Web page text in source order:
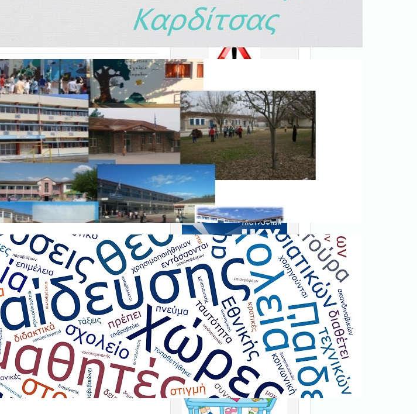
ΑΠΟ ΤΟ ΣΧΟΛΙΚΟ ΕΤΟΣ
ΝΟΤΙΟΥ ΗΜΙΣΦΑΙΡΙΟΥ
ΓΙΑ ΑΠΟΣΠΑΣΗ ΣΤΟ
ΕΤΟΣ 2018 ΝΟΤΙΟΥ
Ψηφιακή βεβαίωση
εγγράφου
'Ολα τα έγγραφα προς τις
δημόσιες υπηρεσίες πρέπει
να είναι ψηφιακά
υπογεγραμμένα.
Ξεκινήστε εδώ.
Διαβάστε την αντίστοιχη
νομοθεσίαεδώ
Erasmus+